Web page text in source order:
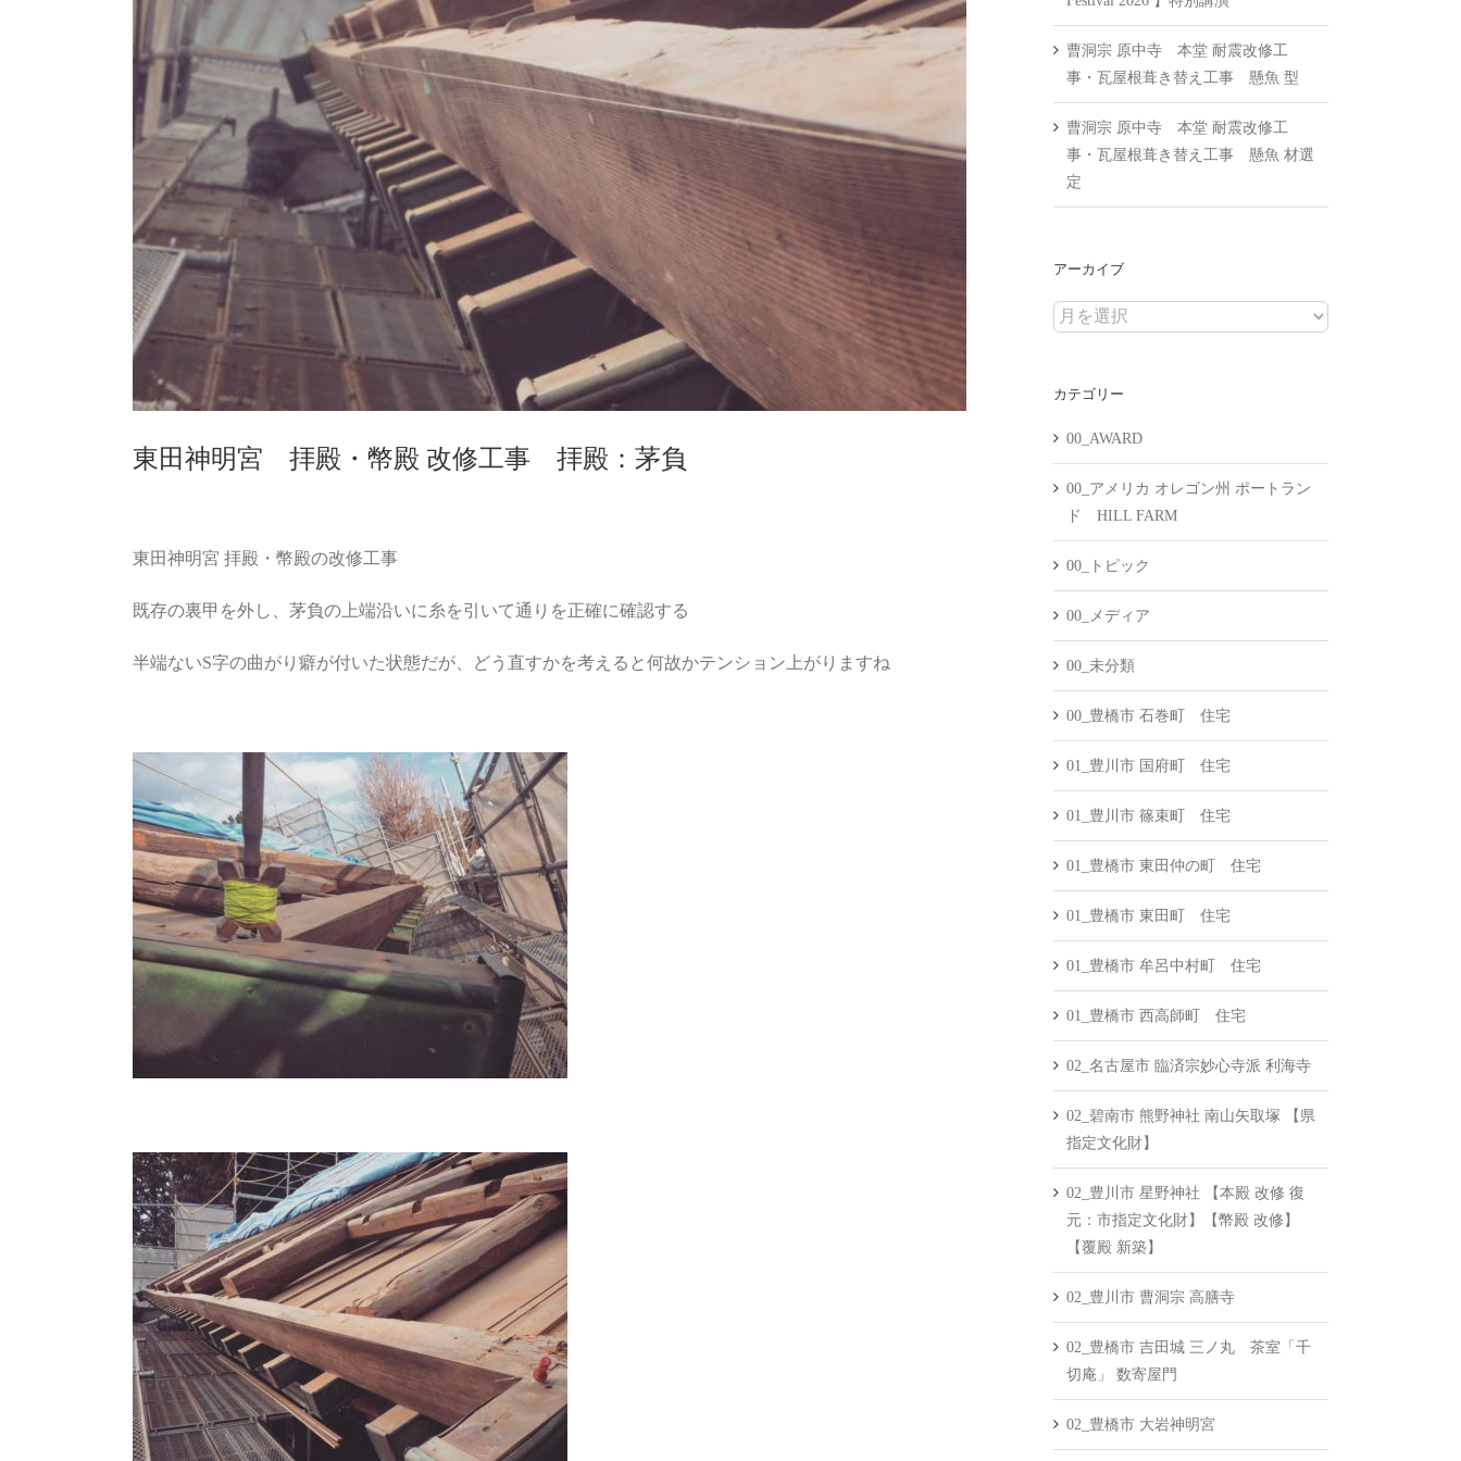
東田神明宮 拝殿・幣殿 改修工事 拝殿：茅負
東田神明宮 拝殿・幣殿の改修工事
既存の裏甲を外し、茅負の上端沿いに糸を引いて通りを正確に確認する
半端ないS字の曲がり癖が付いた状態だが、どう直すかを考えると何故かテンション上がりますね
曹洞宗 原中寺 本堂 耐震改修工
事・瓦屋根葺き替え工事 懸魚 型
曹洞宗 原中寺 本堂 耐震改修工
事・瓦屋根葺き替え工事 懸魚 材選
定
アーカイブ
ア
イ
カテゴリー
00_AWARD
00_アメリカ オレゴン州 ポートラン
ド HILL FARM
00_トピック
00_メディア
00_未分類
00_豊橋市 石巻町 住宅
01_豊川市 国府町 住宅
01_豊川市 篠束町 住宅
01_豊橋市 東田仲の町 住宅
01_豊橋市 東田町 住宅
01_豊橋市 牟呂中村町 住宅
01_豊橋市 西高師町 住宅
02_名古屋市 臨済宗妙心寺派 利海寺
02_碧南市 熊野神社 南山矢取塚 【県
指定文化財】
02_豊川市 星野神社 【本殿 改修 復
元：市指定文化財】【幣殿 改修】
【覆殿 新築】
02_豊川市 曹洞宗 高膳寺
02_豊橋市 吉田城 三ノ丸 茶室「千
切庵」 数寄屋門
02_豊橋市 大岩神明宮